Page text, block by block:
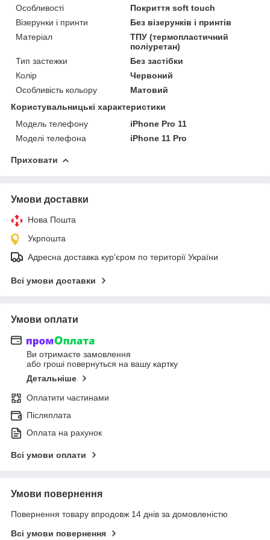
Особливості
Покриття soft touch
Візерунки і принти
Без візерунків і принтів
Матеріал
ТПУ (термопластичний
поліуретан)
Тип застежки
Без застібки
Колір
Червоний
Особливість кольору
Матовий
Користувальницькі характеристики
Модель телефону
iPhone Pro 11
Моделі телефона
iPhone 11 Pro
Приховати
Умови доставки
Нова Пошта
Укрпошта
Адресна доставка кур'єром по території України
Всі умови доставки
Умови оплати
Ви отримаєте замовлення
або гроші повернуться на вашу картку
Детальніше
Оплатити частинами
Післяплата
Оплата на рахунок
Всі умови оплати
Умови повернення
Повернення товару впродовж 14 днів за домовленістю
Всі умови повернення